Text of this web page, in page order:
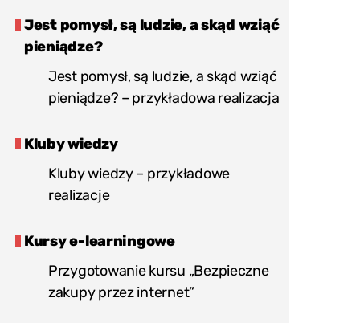
Jest pomysł, są ludzie, a skąd wziąć
pieniądze?
Jest pomysł, są ludzie, a skąd wziąć
pieniądze? – przykładowa realizacja
Kluby wiedzy
Kluby wiedzy – przykładowe
realizacje
Kursy e-learningowe
Przygotowanie kursu „Bezpieczne
zakupy przez internet”
biblioteki,
tworzenie grafik i krzyżówek online.
Przydatne narzędzia:
aplikacja do tworzenia grafik
Przygotowania:
Podziel pracę w zespole
Przygotuj regulamin gry miejskiej.